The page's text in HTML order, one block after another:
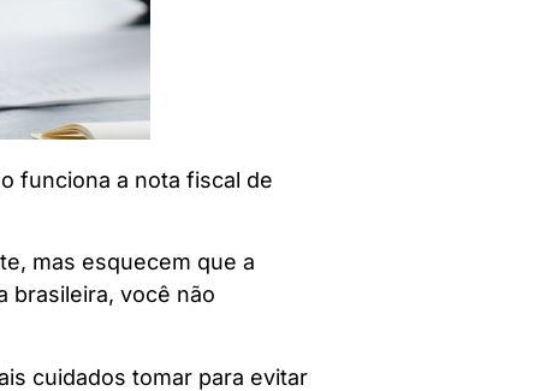
funciona a nota fiscal de
mas esquecem que a
brasileira, você não
cuidados tomar para evitar